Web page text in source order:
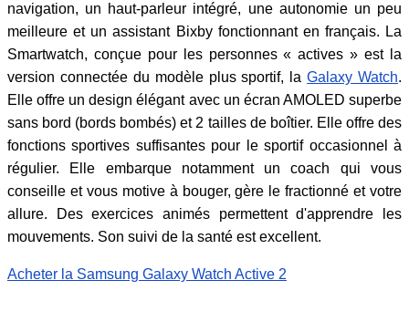
navigation, un haut-parleur intégré, une autonomie un peu
meilleure et un assistant Bixby fonctionnant en français. La
Smartwatch, conçue pour les personnes « actives » est la
version connectée du modèle plus sportif, laGalaxy Watch.
Elle offre un design élégant avec un écran AMOLED superbe
sans bord (bords bombés) et 2 tailles de boîtier. Elle offre des
fonctions sportives suffisantes pour le sportif occasionnel à
régulier. Elle embarque notamment un coach qui vous
conseille et vous motive à bouger, gère le fractionné et votre
allure. Des exercices animés permettent d'apprendre les
mouvements. Son suivi de la santé est excellent.
Acheter la Samsung Galaxy Watch Active 2